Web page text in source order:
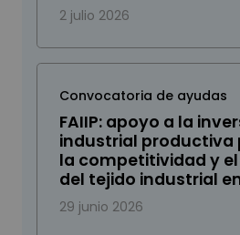
2 julio 2026
Convocatoria de ayudas
FAIIP: apoyo a la
industrial productiva
la competitividad y
del tejido industrial
29 junio 2026